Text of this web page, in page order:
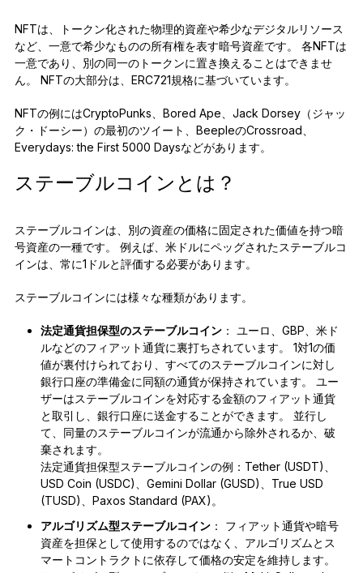
NFTは、トークン化された物理的資産や希少なデジタルリソース
など、一意で希少なものの所有権を表す暗号資産です。 各NFTは
一意であり、別の同一のトークンに置き換えることはできませ
ん。 NFTの大部分は、ERC721規格に基づいています。
NFTの例にはCryptoPunks、Bored Ape、Jack Dorsey（ジャッ
ク・ドーシー）の最初のツイート、BeepleのCrossroad、
Everydays: the First 5000 Daysなどがあります。
ステーブルコインとは？
ステーブルコインは、別の資産の価格に固定された価値を持つ暗
号資産の一種です。 例えば、米ドルにペッグされたステーブルコ
インは、常に1ドルと評価する必要があります。
ステーブルコインには様々な種類があります。
法定通貨担保型のステーブルコイン： ユーロ、GBP、米ド
ルなどのフィアット通貨に裏打ちされています。 1対1の価
値が裏付けられており、すべてのステーブルコインに対し
銀行口座の準備金に同額の通貨が保持されています。 ユー
ザーはステーブルコインを対応する金額のフィアット通貨
と取引し、銀行口座に送金することができます。 並行し
て、同量のステーブルコインが流通から除外されるか、破
棄されます。
法定通貨担保型ステーブルコインの例：Tether (USDT)、
USD Coin (USDC)、Gemini Dollar (GUSD)、True USD
(TUSD)、Paxos Standard (PAX)。
アルゴリズム型ステーブルコイン： フィアット通貨や暗号
資産を担保として使用するのではなく、アルゴリズムとス
マートコントラクトに依存して価格の安定を維持します。